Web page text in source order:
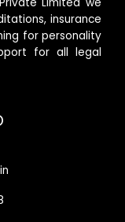
Limited we
insurance
for personality
for all legal